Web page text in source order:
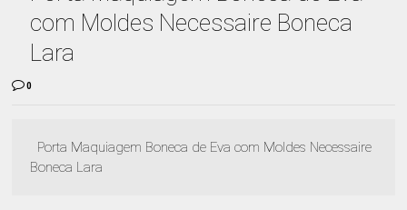
com Moldes Necessaire Boneca
Lara
0
Porta Maquiagem Boneca de Eva com Moldes Necessaire
Boneca Lara